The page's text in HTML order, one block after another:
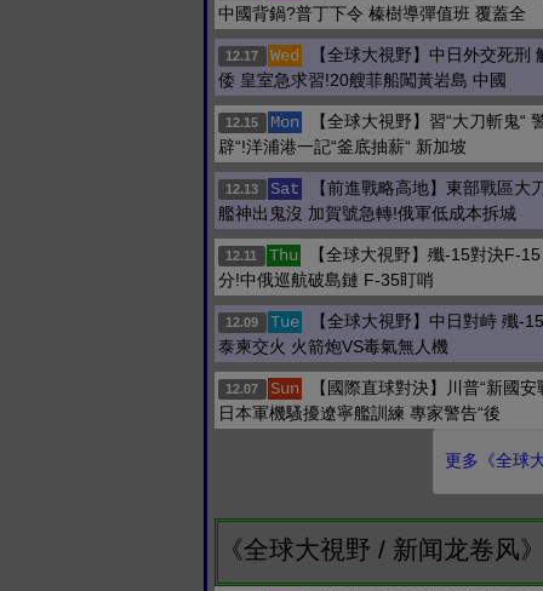
中國背鍋?普丁下令 榛樹導彈值班 覆蓋全
12.17 Wed
【全球大視野】中日外交死刑
倭 皇室急求習!20艘菲船闖黃岩島 中國
12.15 Mon
【全球大視野】習“大刀斬鬼“
辟“!洋浦港一記“釜底抽薪“ 新加坡
12.13 Sat
【前進戰略高地】東部戰區大
艦神出鬼沒 加賀號急轉!俄軍低成本拆城
12.11 Thu
【全球大視野】殲-15對決F-
分!中俄巡航破島鏈 F-35盯哨
12.09 Tue
【全球大視野】中日對峙 殲-
泰柬交火 火箭炮VS毒氣無人機
12.07 Sun
【國際直球對決】川普“新國
日本軍機騷擾遼寧艦訓練 專家警告“後
更多《全球
《全球大視野 / 新闻龙卷风